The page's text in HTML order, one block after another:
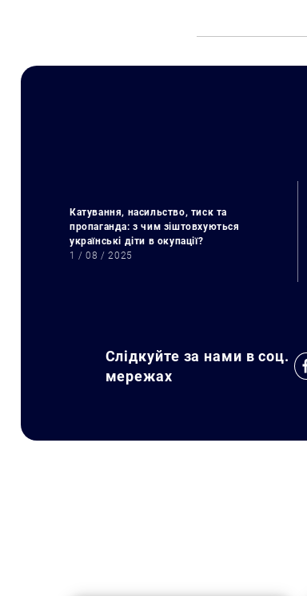
Катування, насильство, тиск та
пропаганда: з чим зіштовхуються
українські діти в окупації?
1 / 08 / 2025
Слідкуйте за нами в соц.
мережах